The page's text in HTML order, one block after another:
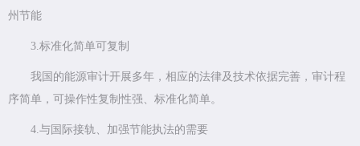
州节能
3.标准化简单可复制
我国的能源审计开展多年，相应的法律及技术依据完善，审计程
序简单，可操作性复制性强、标准化简单。
4.与国际接轨、加强节能执法的需要